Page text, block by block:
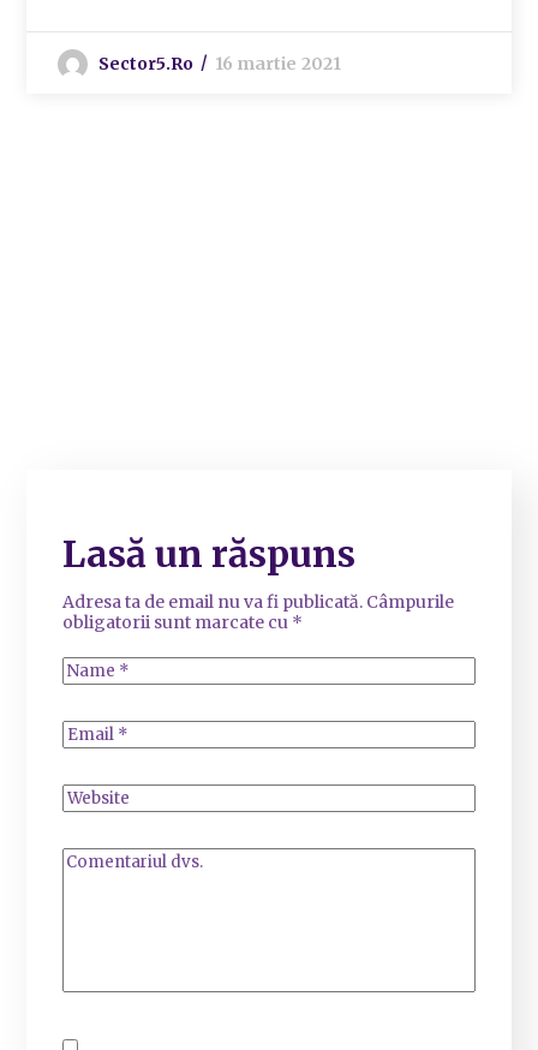
Sector5.ro 16 martie 2021
Lasă un răspuns
Adresa ta de email nu va fi publicată. Câmpurile
obligatorii sunt marcate cu *